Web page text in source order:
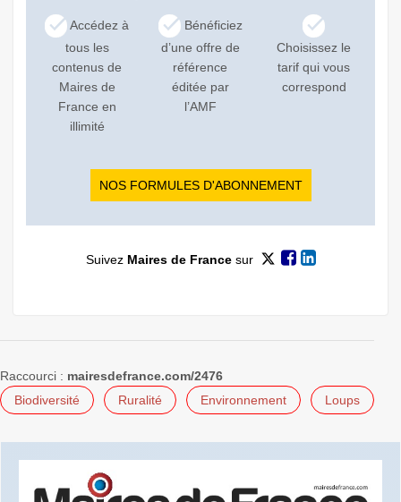
Accédez à
tous les
contenus de
Maires de
France en
illimité
Bénéficiez
d’une offre de
référence
éditée par
l’AMF
Choisissez le
tarif qui vous
correspond
NOS FORMULES D'ABONNEMENT
Suivez Maires de Francesur
Raccourci : mairesdefrance.com/2476
Biodiversité
Ruralité Environnement Loups